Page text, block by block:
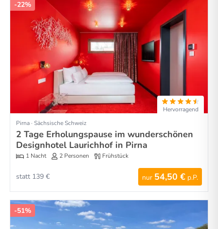
-22%
Hervorragend
Pirna · Sächsische Schweiz
2 Tage Erholungspause im wunderschönen
Designhotel Laurichhof in Pirna
1 Nacht 2 Personen Frühstück
nur 54,50 € p.P.
statt 139 €
-51%